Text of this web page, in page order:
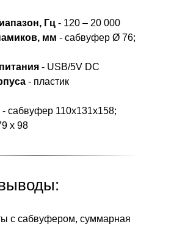
Гц- 120 – 20 000
мм - сабвуфер Ø 76;
- USB/5V DC
- пластик
- сабвуфер 110х131х158;
х 98
с сабвуфером, суммарная